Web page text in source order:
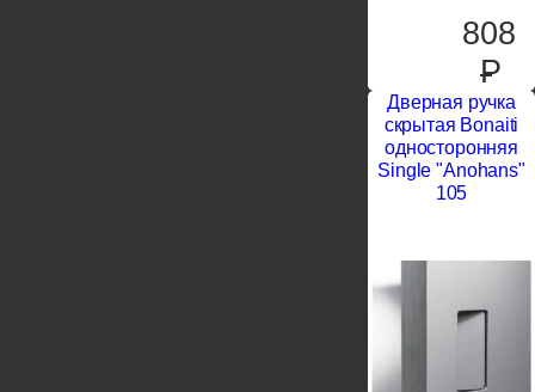
808
P
Дверная ручка
скрытая Bonaiti
односторонняя
Single "Anohans"
105